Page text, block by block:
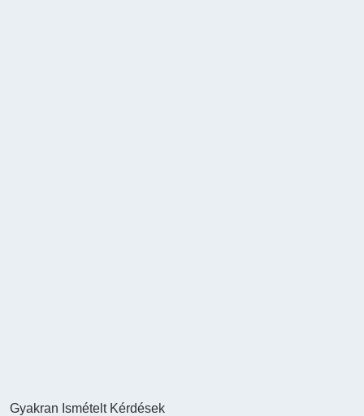
Gyakran Ismételt Kérdések